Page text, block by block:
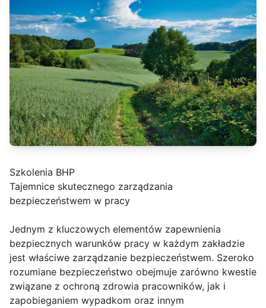
Szkolenia BHP
Tajemnice skutecznego zarządzania
bezpieczeństwem w pracy
Jednym z kluczowych elementów zapewnienia
bezpiecznych warunków pracy w każdym zakładzie
jest właściwe zarządzanie bezpieczeństwem. Szeroko
rozumiane bezpieczeństwo obejmuje zarówno kwestie
związane z ochroną zdrowia pracowników, jak i
zapobieganiem wypadkom oraz innym